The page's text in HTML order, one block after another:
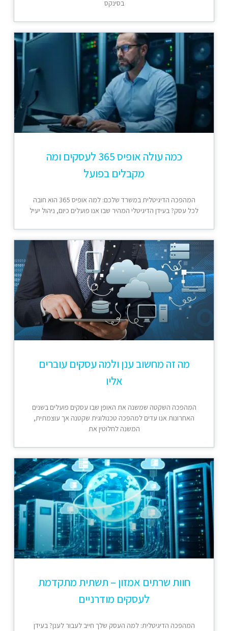
בסינקס
כמה עולה אופיס 365 לעסקים ומה
מקבלים בפועל
המהפכה הדיגיטלית במשרד שלכם: למה אופיס 365 הוא חובה
לכל עסק? בעידן הדיגיטלי המהיר שבו אנו פועלים כיום, ניהול יעיל
מה זה מחשוב ענן ולמה עסקים עוברים
אליו
המהפכה השקטה שמשנה את האופן שבו עסקים פועלים בשנים
האחרונות אנו עדים למהפכה טכנולוגית שקטנה אך עוצמתית,
המשנה לחלוטין את
חוות שרתים אמזון – תשתית מתקדמת
לעסקים מודרניים
המהפכה הדיגיטלית: למה העסק שלך חייב לעבור לענן? בעידן